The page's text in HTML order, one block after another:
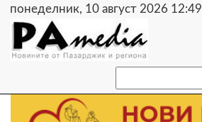
понеделник, 10 август 2026 12:49